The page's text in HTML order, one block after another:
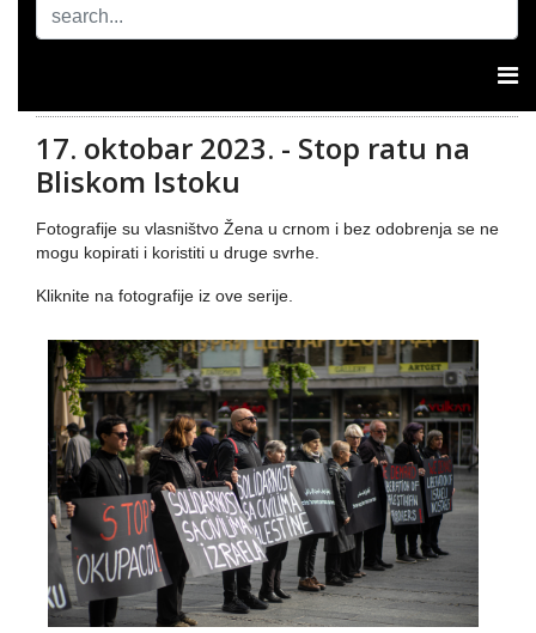
17. oktobar 2023. - Stop ratu na
Bliskom Istoku
Fotografije su vlasništvo Žena u crnom i bez odobrenja se ne
mogu kopirati i koristiti u druge svrhe.
Kliknite na fotografije iz ove serije.